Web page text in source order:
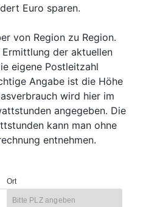
Euro sparen.
von Region zu Region.
der aktuellen
eigene Postleitzahl
Angabe ist die Höhe
wird hier im
angegeben. Die
kann man ohne
entnehmen.